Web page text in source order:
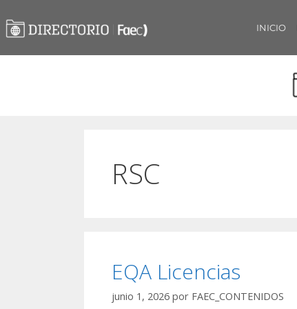
INICIO
RSC
EQA Licencias
junio 1, 2026 por FAEC_CONTENIDOS